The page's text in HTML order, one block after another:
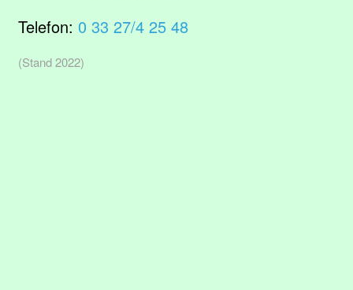
Telefon: 0 33 27/4 25 48
(Stand 2022)